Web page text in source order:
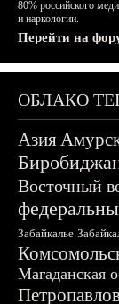
80% российского
и наркологии.
Перейти на
ОБЛАКО
Азия
Восточный
Забайкалье
Магаданская